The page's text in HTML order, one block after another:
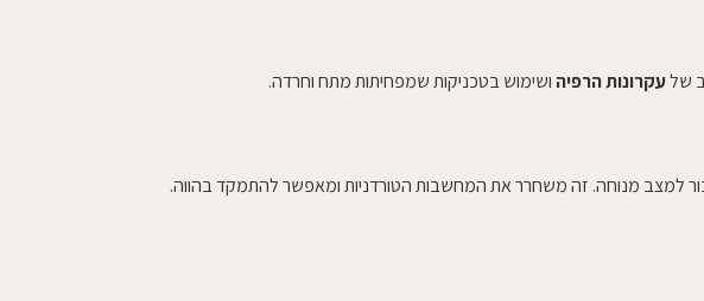
שלעקרונות הרפיה ושימוש בטכניקות שמפחיתות מתח וחרדה.
למצב מנוחה. זה משחרר את המחשבות הטורדניות ומאפשר להתמקד בהווה.